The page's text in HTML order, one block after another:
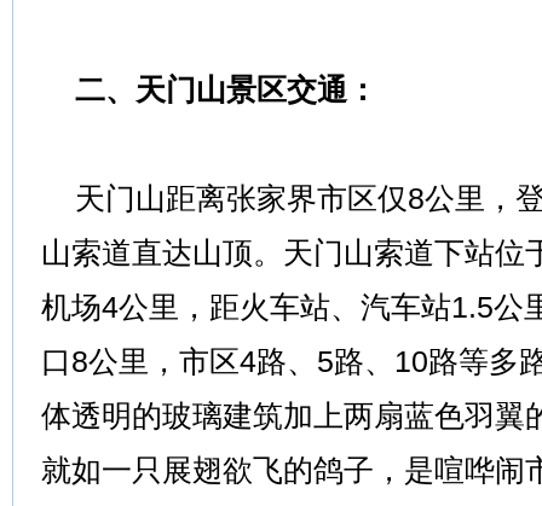
二、天门山景区交通：
天门山距离张家界市区仅8公里，
山索道直达山顶。天门山索道下站位
机场4公里，距火车站、汽车站1.5公
口8公里，市区4路、5路、10路等多
体透明的玻璃建筑加上两扇蓝色羽翼
就如一只展翅欲飞的鸽子，是喧哗闹